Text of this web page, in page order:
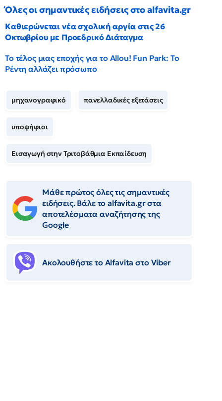
Όλες οι σημαντικές ειδήσεις στο alfavita.gr
Καθιερώνεται νέα σχολική αργία στις 26
Οκτωβρίου με Προεδρικό Διάταγμα
Το τέλος μιας εποχής για το Allou! Fun Park: Το
Ρέντη αλλάζει πρόσωπο
μηχανογραφικό πανελλαδικές εξετάσεις
υποψήφιοι
Εισαγωγή στην Τριτοβάθμια Εκπαίδευση
Μάθε πρώτος όλες τις σημαντικές
ειδήσεις. Βάλε το alfavita.gr στα
αποτελέσματα αναζήτησης της
Google
Ακολουθήστε το Αlfavita στο Viber